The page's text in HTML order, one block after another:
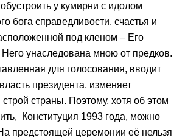
у кумирни с идолом
бога справедливости, счастья и
под кленом – Его
унаследована мною от предков.
для голосования, вводит
президента, изменяет
страны. Поэтому, хотя об этом
Конституция 1993 года, можно
предстоящей церемонии её нельзя